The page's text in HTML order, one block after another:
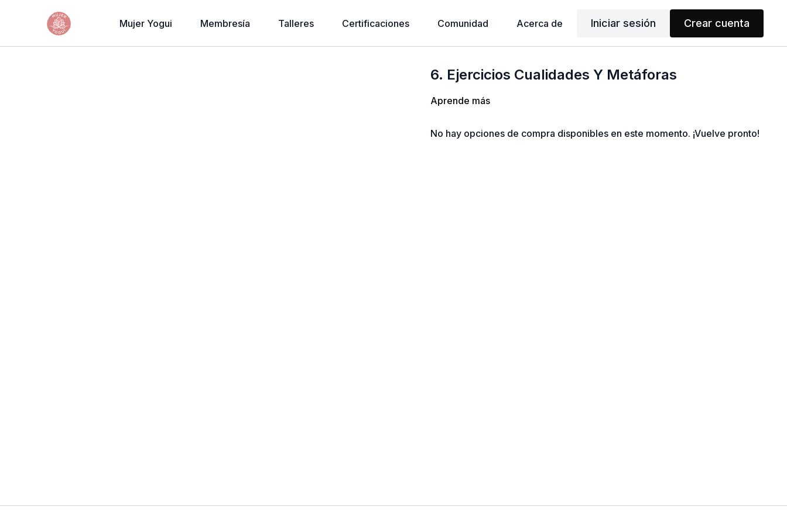
Mujer Yogui Membresía Talleres Certificaciones Comunidad Acerca de Iniciar sesión Crear cuenta
6. Ejercicios Cualidades Y Metáforas
Aprende más
No hay opciones de compra disponibles en este momento. ¡Vuelve pronto!